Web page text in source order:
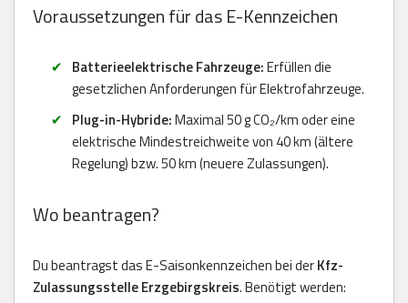
Voraussetzungen für das E-Kennzeichen
Batterieelektrische Fahrzeuge:Erfüllen die
gesetzlichen Anforderungen für Elektrofahrzeuge.
Plug-in-Hybride:Maximal 50 g CO₂/km oder eine
elektrische Mindestreichweite von 40 km (ältere
Regelung) bzw. 50 km (neuere Zulassungen).
Wo beantragen?
Du beantragst das E-Saisonkennzeichen bei derKfz-
Zulassungsstelle Erzgebirgskreis. Benötigt werden: